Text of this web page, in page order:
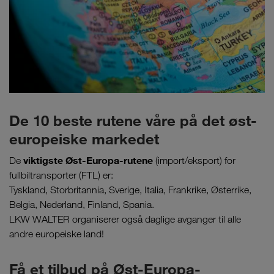
De 10 beste rutene våre på det øst-
europeiske markedet
De viktigste Øst-Europa-rutene (import/eksport) for
fullbiltransporter (FTL) er:
Tyskland, Storbritannia, Sverige, Italia, Frankrike, Østerrike,
Belgia, Nederland, Finland, Spania.
LKW WALTER organiserer også daglige avganger til alle
andre europeiske land!
Få et tilbud på Øst-Europa-